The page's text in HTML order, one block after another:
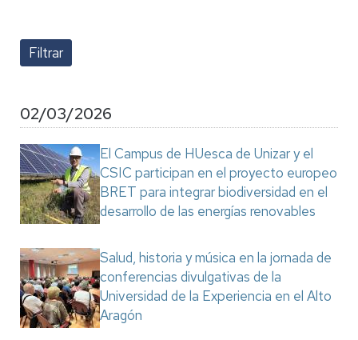
02/03/2026
El Campus de HUesca de Unizar y el
CSIC participan en el proyecto europeo
BRET para integrar biodiversidad en el
desarrollo de las energías renovables
Salud, historia y música en la jornada de
conferencias divulgativas de la
Universidad de la Experiencia en el Alto
Aragón